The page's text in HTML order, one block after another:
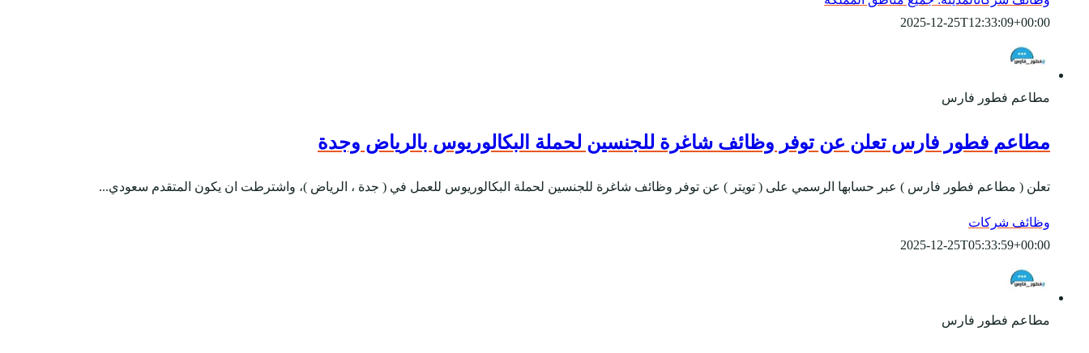
2025-12-25T12:33:09+00:00
مطاعم فطور فارس
مطاعم فطور فارس تعلن عن توفر وظائف شاغرة للجنسين لحملة البكالوريوس بالرياض وجدة
تعلن ( مطاعم فطور فارس ) عبر حسابها الرسمي على ( تويتر ) عن توفر وظائف شاغرة للجنسين لحملة البكالوريوس للعمل في ( جدة ، الرياض )، واشترطت ان يكون المتقدم سعودي...
وظائف شركات
2025-12-25T05:33:59+00:00
مطاعم فطور فارس